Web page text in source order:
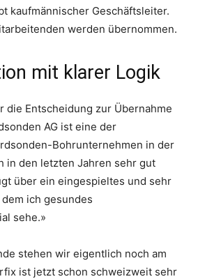
kaufmännischer Geschäftsleiter.
werden übernommen.
mit klarer Logik
die Entscheidung zur Übernahme
AG ist eine der
Bohrunternehmen in der
in den letzten Jahren sehr gut
über ein eingespieltes und sehr
ich gesundes
sehe.»
stehen wir eigentlich noch am
ist jetzt schon schweizweit sehr